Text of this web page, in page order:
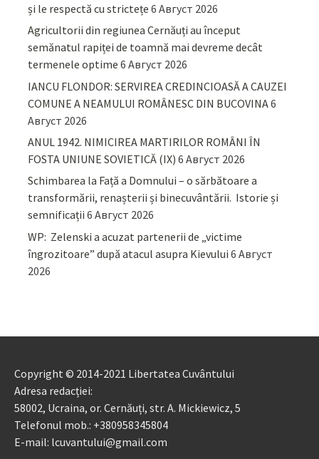
și le respectă cu strictețe 6 Август 2026
Agricultorii din regiunea Cernăuți au început
semănatul rapiței de toamnă mai devreme decât
termenele optime 6 Август 2026
IANCU FLONDOR: SERVIREA CREDINCIOASĂ A CAUZEI
COMUNE A NEAMULUI ROMÂNESC DIN BUCOVINA6
Август 2026
ANUL 1942. NIMICIREA MARTIRILOR ROMÂNI ÎN
FOSTA UNIUNE SOVIETICĂ (IX) 6 Август 2026
Schimbarea la Față a Domnului – o sărbătoare a
transformării, renașterii și binecuvântării. Istorie și
semnificații 6 Август 2026
WP: Zelenski a acuzat partenerii de „victime
îngrozitoare” după atacul asupra Kievului 6 Август
2026
Copyright © 2014-2021 Libertatea Cuvântului
Adresa redacției:
58002, Ucraina, or. Cernăuți, str. A. Mickiewicz, 5
Telefonul mob.: +380958345804
E-mail: lcuvantului@gmail.com